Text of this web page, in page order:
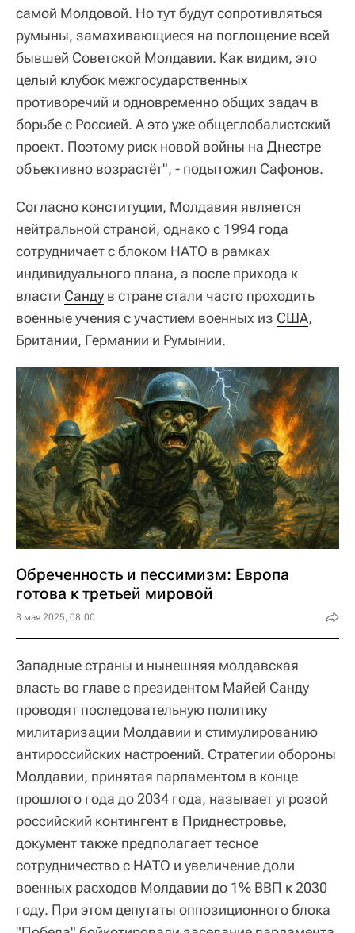
самой Молдовой. Но тут будут сопротивляться
румыны, замахивающиеся на поглощение всей
бывшей Советской Молдавии. Как видим, это
целый клубок межгосударственных
противоречий и одновременно общих задач в
борьбе с Россией. А это уже общеглобалистский
проект. Поэтому риск новой войны на Днестре
объективно возрастёт", - подытожил Сафонов.
Согласно конституции, Молдавия является
нейтральной страной, однако с 1994 года
сотрудничает с блоком НАТО в рамках
индивидуального плана, а после прихода к
власти Санду в стране стали часто проходить
военные учения с участием военных из США,
Британии, Германии и Румынии.
Обреченность и пессимизм: Европа
готова к третьей мировой
8 мая 2025, 08:00
Западные страны и нынешняя молдавская
власть во главе с президентом Майей Санду
проводят последовательную политику
милитаризации Молдавии и стимулированию
антироссийских настроений. Стратегии обороны
Молдавии, принятая парламентом в конце
прошлого года до 2034 года, называет угрозой
российский контингент в Приднестровье,
документ также предполагает тесное
сотрудничество с НАТО и увеличение доли
военных расходов Молдавии до 1% ВВП к 2030
году. При этом депутаты оппозиционного блока